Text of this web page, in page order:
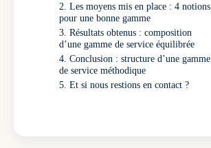
Les moyens mis en place : 4 notions
pour une bonne gamme
Résultats obtenus : composition
d’une gamme de service équilibrée
Conclusion : structure d’une gamme
de service méthodique
Et si nous restions en contact ?